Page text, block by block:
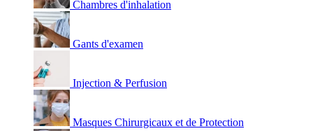
Chambres d'inhalation
Gants d'examen
Injection & Perfusion
Masques Chirurgicaux et de Protection